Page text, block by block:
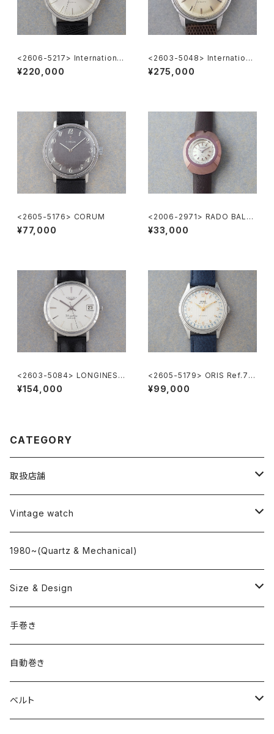
<2606-5217> International
National Co. "TURLER"
¥220,000
<2603-5048> Internationa
l National Co. Ref.648A
¥275,000
<2605-5176> CORUM
¥77,000
<2006-2971> RADO BALVB
OA
¥33,000
<2603-5084> LONGINES F
lagShip Cal.345
¥154,000
<2605-5179> ORIS Ref.74
70 ”POINTER DATE"
¥99,000
CATEGORY
取扱店舗
L o'clock
"delve"
Vintage watch
海外ブランド
OMEGA
ROLEX
国産ブランド
SEIKO
CITIZEN
1980~(Quartz & Mechanical)
Size & Design
~24.9mm
25mm~29.9mm
30mm~34.9mm
手巻き
自動巻き
ベルト